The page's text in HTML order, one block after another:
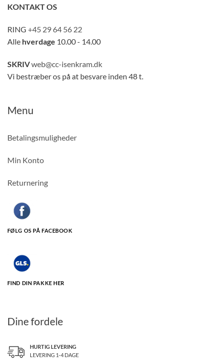
KONTAKT OS
RING +45 29 64 56 22
Alle hverdage 10.00 - 14.00
SKRIVweb@cc-isenkram.dk
Vi bestræber os på at besvare inden 48 t.
Menu
Betalingsmuligheder
Min Konto
Returnering
FØLG OS PÅ FACEBOOK
FIND DIN PAKKE HER
Dine fordele
HURTIG LEVERING
LEVERING 1-4 DAGE